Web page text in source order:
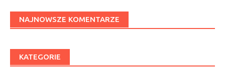
NAJNOWSZE KOMENTARZE
KATEGORIE